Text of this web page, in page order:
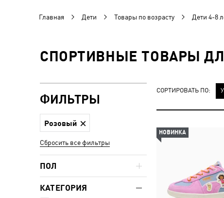
Главная Дети Товары по возрасту Дети 4-8
СПОРТИВНЫЕ ТОВАРЫ
СОРТИРОВАТЬ ПО:
НОВИНКА
ФИЛЬТРЫ
Розовый
Сбросить все фильтры
ПОЛ
КАТЕГОРИЯ